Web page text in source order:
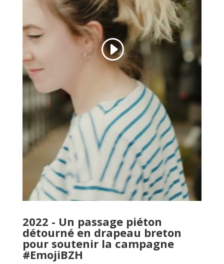
2022 - Un passage piéton
détourné en drapeau breton
pour soutenir la campagne
#EmojiBZH